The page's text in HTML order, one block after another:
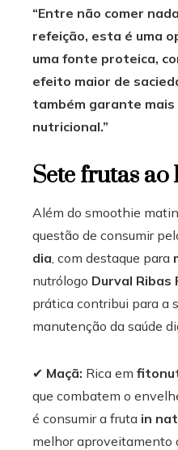
“Entre não comer
refeição, esta é uma
uma fonte proteica,
efeito maior de
também garante
nutricional.”
Sete frutas
Além do smoothie
questão de consumir
dia , com destaque para
nutrólogo Durval Ribas
prática contribui para a
manutenção da saúde
✔ Maçã: Rica em
que combatem o
é consumir a fruta in
melhor aproveitamento